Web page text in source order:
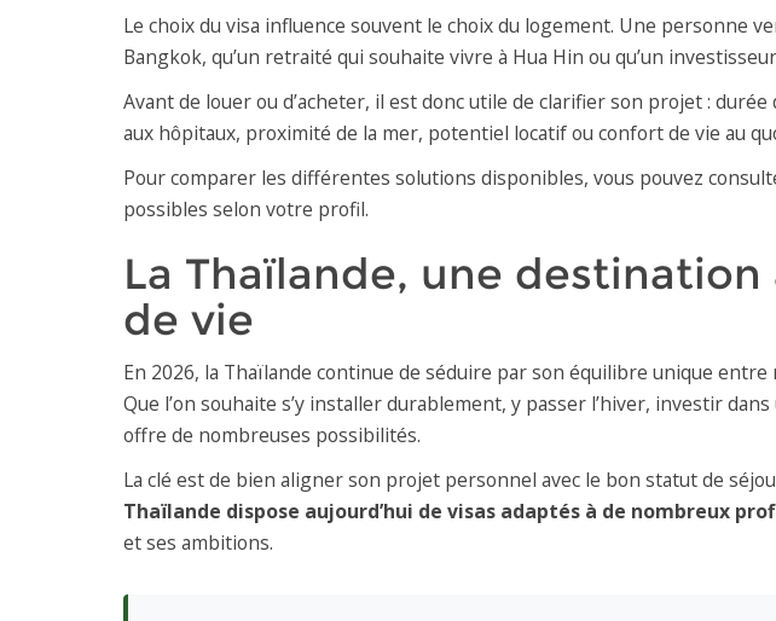
Le choix du visa influence souvent le choix du logement. Une personne
Bangkok, qu’un retraité qui souhaite vivre à Hua Hin ou qu’un
Avant de louer ou d’acheter, il est donc utile de clarifier son projet :
aux hôpitaux, proximité de la mer, potentiel locatif ou confort de vie au
Pour comparer les différentes solutions disponibles, vous pouvez
possibles selon votre profil.
La Thaïlande, une
de vie
En 2026, la Thaïlande continue de séduire par son équilibre unique
Que l’on souhaite s’y installer durablement, y passer l’hiver, investir
offre de nombreuses possibilités.
La clé est de bien aligner son projet personnel avec le bon statut de
Thaïlande dispose aujourd’hui de visas adaptés à de nombreux
et ses ambitions.